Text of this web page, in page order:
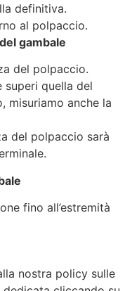
definitiva.
al polpaccio.
gambale
del polpaccio.
superi quella del
misuriamo anche la
del polpaccio sarà
fino all’estremità
nostra policy sulle